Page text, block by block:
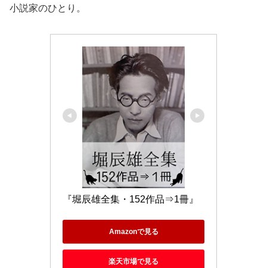
小説家のひとり。
『堀辰雄全集・152作品⇒1冊』
Amazonで見る
楽天市場で見る